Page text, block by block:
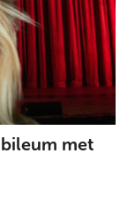
met